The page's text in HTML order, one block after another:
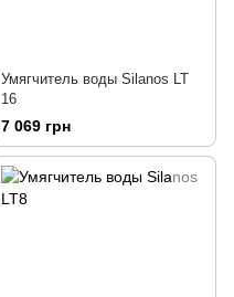
Умягчитель воды Silanos LT
16
7 069 грн